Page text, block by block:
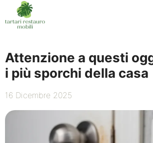
al
contenuto
Attenzione a questi
i più sporchi della casa
16 Dicembre 2025